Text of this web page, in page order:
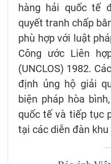
hàng hải quốc tế
quyết tranh chấp
phù hợp với luật
Công ước Liên
(UNCLOS) 1982.
định ủng hộ giải
biện pháp hòa
quốc tế và tiếp tục
tại các diễn đàn